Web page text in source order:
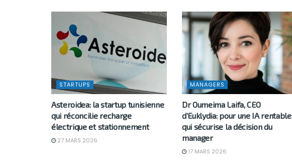
STARTUPS
Asteroidea: la startup tunisienne
qui réconcilie recharge
électrique et stationnement
27 MARS 2026
MANAGERS
Dr Oumeima Laifa, CEO
d’Euklydia: pour une IA rentable
qui sécurise la décision du
manager
17 MARS 2026